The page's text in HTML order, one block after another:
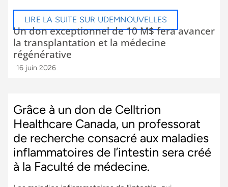
LIRE LA SUITE SUR UDEMNOUVELLES
Un don exceptionnel de 10 M$ fera avancer
la transplantation et la médecine
régénérative
16 juin 2026
Grâce à un don de Celltrion
Healthcare Canada, un professorat
de recherche consacré aux maladies
inflammatoires de l’intestin sera créé
à la Faculté de médecine.